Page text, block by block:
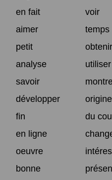
en fait
voir
aimer
temps
petit
obtenir
analyse
utiliser
savoir
développer
origine
fin
du
en ligne
oeuvre
bonne